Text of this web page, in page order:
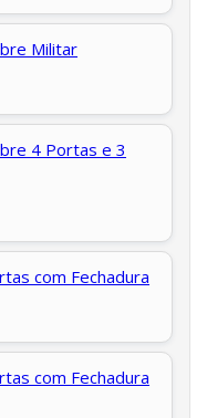
Militar
4 Portas e 3
com Fechadura
com Fechadura